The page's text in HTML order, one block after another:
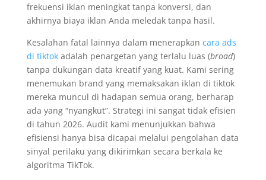
frekuensi iklan meningkat tanpa konversi, dan
akhirnya biaya iklan Anda meledak tanpa hasil.
Kesalahan fatal lainnya dalam menerapkan cara ads
di tiktokadalah penargetan yang terlalu luas (broad)
tanpa dukungan data kreatif yang kuat. Kami sering
menemukan brand yang memaksakan iklan di tiktok
mereka muncul di hadapan semua orang, berharap
ada yang “nyangkut”. Strategi ini sangat tidak efisien
di tahun 2026. Audit kami menunjukkan bahwa
efisiensi hanya bisa dicapai melalui pengolahan data
sinyal perilaku yang dikirimkan secara berkala ke
algoritma TikTok.